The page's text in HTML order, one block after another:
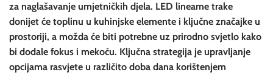
za naglašavanje umjetničkih djela. LED linearne trake
donijet će toplinu u kuhinjske elemente i ključne značajke u
prostoriji, a možda će biti potrebne uz prirodno svjetlo kako
bi dodale fokus i mekoću. Ključna strategija je upravljanje
opcijama rasvjete u različito doba dana korištenjem